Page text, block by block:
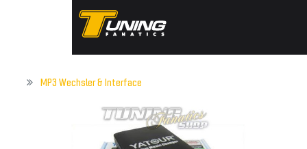
MP3 Wechsler & Interface